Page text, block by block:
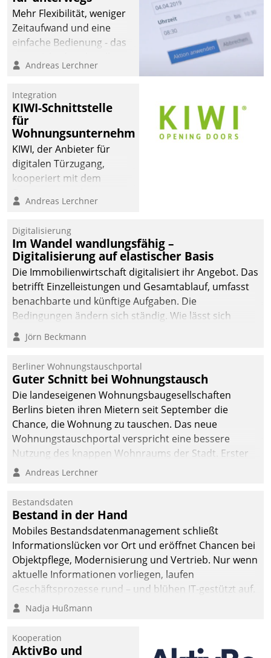
Mehr Flexibilität, weniger
Zeitaufwand und eine
einfache Bedienung - das
Cockpit für mobile
Datatrain. Die meravis
Wohnungsbau- und
Immobilien GmbH hat
sich dabei für den Betrieb
der Lösung über die SAP
Cloud Platform
Unternehmen am
Andreas Lerchner
Integration
KIWI-Schnittstelle
für
Wohnungsunternehmen
KIWI, der Anbieter für
digitalen Türzugang,
kooperiert mit dem
Softwareentwicklungshaus
Andreas Lerchner
Digitalisierung
Im Wandel wandlungsfähig –
Digitalisierung auf elastischer Basis
Die Immobilienwirtschaft digitalisiert ihr Angebot. Das
betrifft Einzelleistungen und Gesamtablauf, umfasst
benachbarte und künftige Aufgaben. Die
Bedingungen ändern sich ständig. Wie lässt sich
technisch die Kontrolle wahren und zugleich Freiraum
fürs Wachsen öffnen?
Jörn Beckmann
Berliner Wohnungstauschportal
Guter Schnitt bei Wohnungstausch
Die landeseigenen Wohnungsbaugesellschaften
Berlins bieten ihren Mietern seit September die
Chance, die Wohnung zu tauschen. Das neue
Wohnungstauschportal verspricht eine bessere
Nutzung des knappen Wohnraums der Stadt. Erster
Anwendungsfall für Datatrains Lösung API-Hub mit
Unternehmen.
Andreas Lerchner
Bestandsdaten
Bestand in der Hand
Mobiles Bestandsdatenmanagement schließt
Informationslücken vor Ort und eröffnet Chancen bei
Objektpflege, Modernisierung und Vertrieb. Nur wenn
aktuelle Informationen vorliegen, laufen
Geschäftsprozesse rund – und blühen IT-gestützt auf.
Nadja Hußmann
Kooperation
AktivBo und